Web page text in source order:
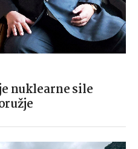
nuklearne sile